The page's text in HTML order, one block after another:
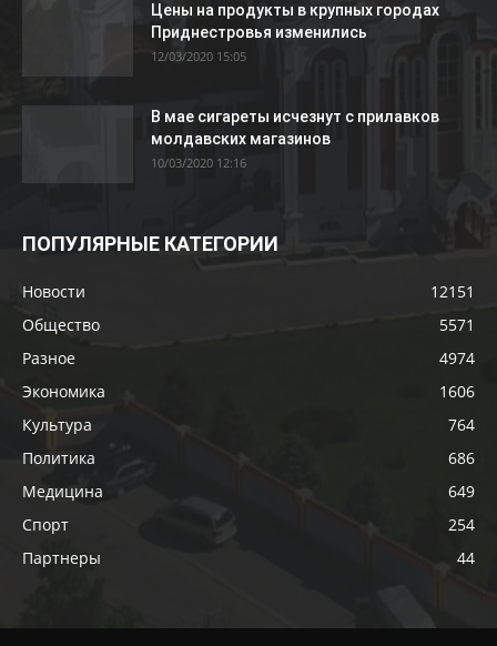
Цены на продукты в крупных городах
Приднестровья изменились
12/03/2020 15:05
В мае сигареты исчезнут с прилавков
молдавских магазинов
10/03/2020 12:16
ПОПУЛЯРНЫЕ КАТЕГОРИИ
Новости
12151
Общество
5571
Разное
4974
Экономика
1606
Культура
764
Политика
686
Медицина
649
Спорт
254
Партнеры
44